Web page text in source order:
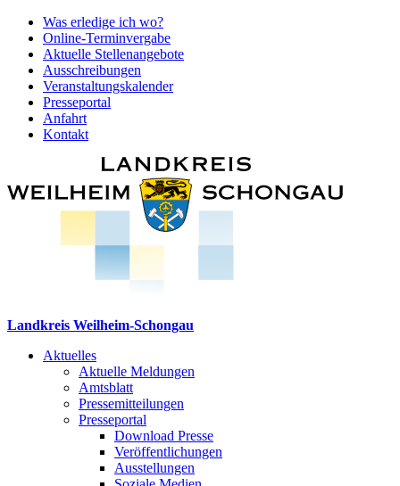
Was erledige ich wo?
Online-Terminvergabe
Aktuelle Stellenangebote
Ausschreibungen
Veranstaltungskalender
Presseportal
Anfahrt
Kontakt
Landkreis Weilheim-Schongau
Aktuelles
Aktuelle Meldungen
Amtsblatt
Pressemitteilungen
Presseportal
Download Presse
Veröffentlichungen
Ausstellungen